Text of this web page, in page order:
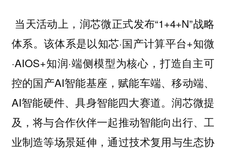
当天活动上，润芯微正式发布“1+4+N”战略
体系。该体系是以知芯·国产计算平台+知微
·AIOS+知润·端侧模型为核心，打造自主可
控的国产AI智能基座，赋能车端、移动端、
AI智能硬件、具身智能四大赛道。润芯微提
及，将与合作伙伴一起推动智能向出行、工
业制造等场景延伸，通过技术复用与生态协